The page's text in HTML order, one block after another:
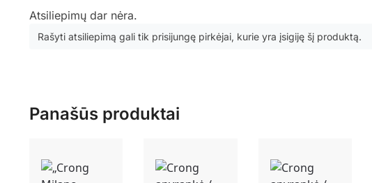
Atsiliepimų dar nėra.
Rašyti atsiliepimą gali tik prisijungę pirkėjai, kurie yra įsigiję šį produktą.
Panašūs produktai